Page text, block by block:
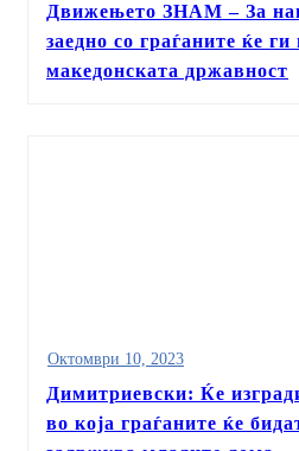
Движењето ЗНАМ – За
заедно со граѓаните ќе
македонската државност
Октомври 10, 2023
Димитриевски: Ќе
во која граѓаните ќе